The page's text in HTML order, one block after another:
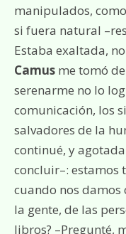
manipulados,
si fuera natural
Estaba exaltada,
Camus me tomó
serenarme no lo
comunicación, los
salvadores de la
continué, y
concluir–: estamos
cuando nos damos
la gente, de las
libros? –Pregunté,